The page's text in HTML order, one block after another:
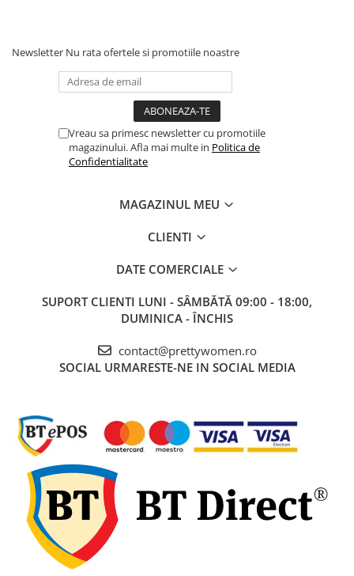
Newsletter Nu rata ofertele si promotiile noastre
Vreau sa primesc newsletter cu promotiile
magazinului. Afla mai multe in Politica de
Confidentialitate
MAGAZINUL MEU
CLIENTI
DATE COMERCIALE
SUPORT CLIENTI LUNI - SÂMBĂTĂ 09:00 - 18:00,
DUMINICA - ÎNCHIS
contact@prettywomen.ro
SOCIAL URMARESTE-NE IN SOCIAL MEDIA